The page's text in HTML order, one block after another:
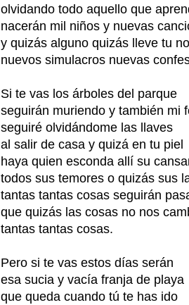
olvidando todo aquello que
nacerán mil niños y nuevas
y quizás alguno quizás lleve tu
nuevos simulacros nuevas
Si te vas los árboles del parque
seguirán muriendo y también mi
seguiré olvidándome las llaves
al salir de casa y quizá en tu piel
haya quien esconda allí su
todos sus temores o quizás sus
tantas tantas cosas seguirán
que quizás las cosas no nos
tantas tantas cosas.
Pero si te vas estos días serán
esa sucia y vacía franja de playa
que queda cuando tú te has ido